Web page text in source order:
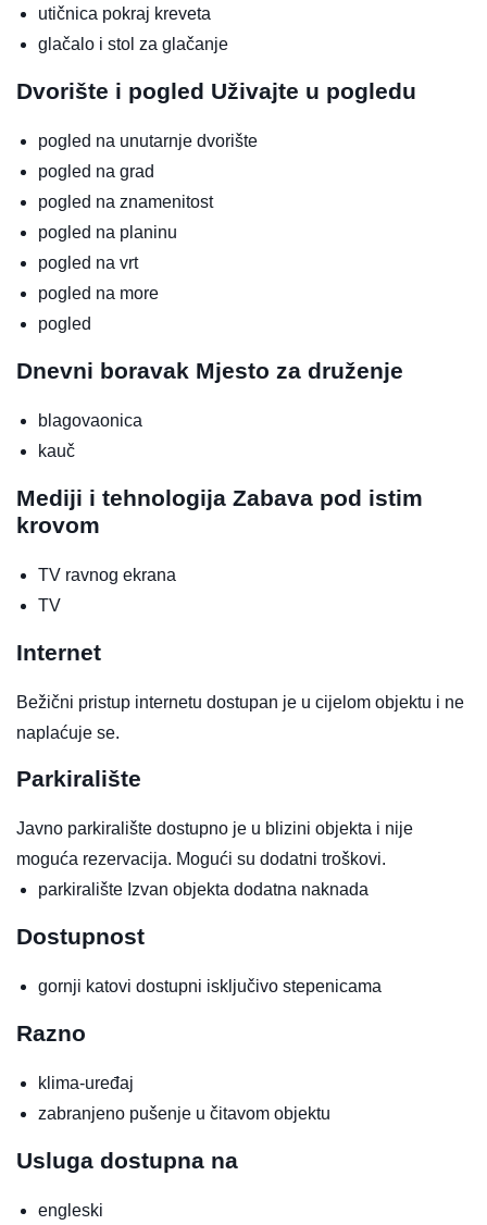
utičnica pokraj kreveta
glačalo i stol za glačanje
Dvorište i pogled Uživajte u pogledu
pogled na unutarnje dvorište
pogled na grad
pogled na znamenitost
pogled na planinu
pogled na vrt
pogled na more
pogled
Dnevni boravak Mjesto za druženje
blagovaonica
kauč
Mediji i tehnologija Zabava pod istim
krovom
TV ravnog ekrana
TV
Internet
Bežični pristup internetu dostupan je u cijelom objektu i ne
naplaćuje se.
Parkiralište
Javno parkiralište dostupno je u blizini objekta i nije
moguća rezervacija. Mogući su dodatni troškovi.
parkiralište Izvan objekta dodatna naknada
Dostupnost
gornji katovi dostupni isključivo stepenicama
Razno
klima-uređaj
zabranjeno pušenje u čitavom objektu
Usluga dostupna na
engleski